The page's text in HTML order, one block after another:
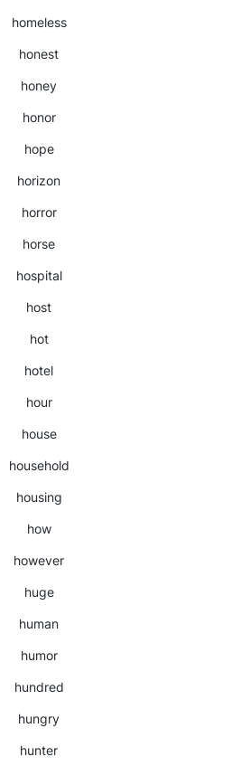
homeless
honest
honey
honor
hope
horizon
horror
horse
hospital
host
hot
hotel
hour
house
household
housing
how
however
huge
human
humor
hundred
hungry
hunter